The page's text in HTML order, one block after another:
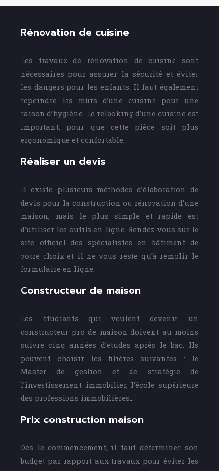
Rénovation de cuisine
Les travaux de rénovation de cuisine sont
nécessaires pour assurer la sécurité et éviter
les dangers pour les enfants. Il faut également
repeindre les mûrs d’une cuisine pour une
raison d’hygiène. Le relooking d’une cuisine est
important, pour que cette pièce soit plus
ergonomique et confortable.
Réaliser un devis
Il existe plusieurs méthodes d’élaboration de
devis pour la construction ou rénovation d’une
maison, mais le plus simple et rapide est
d’utiliser les outils en ligne. Rendez-vous sur le
site officiel des spécialistes en bâtiment de
votre choix et il ne vous reste qu’à remplir le
formulaire en ligne.
Constructeur de maison
Les étudiants qui veulent devenir un
constructeur pro de maison doivent au moins
suivre cinq années d’études après le bac. Ils
peuvent choisir les filières suivantes : le
Master de gestion et de stratégie de
l’investissement immobilier, l’école supérieure
des professions immobilières…
Prix construction maison
Dès le commencement, il faut déterminer son
budget par rapport aux travaux pour éviter les